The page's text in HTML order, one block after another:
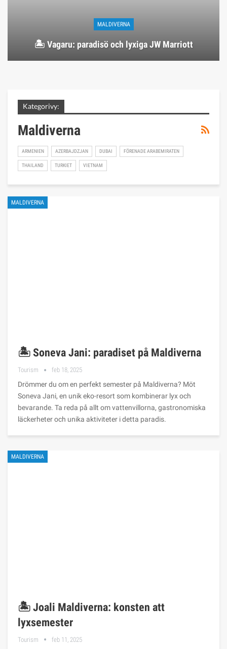
MALDIVERNA
🏝️ Vagaru: paradisö och lyxiga JW Marriott
Kategorivy:
Maldiverna
ARMENIEN AZERBAJDZJAN DUBAI FÖRENADE ARABEMIRATEN
THAILAND TURKIET VIETNAM
MALDIVERNA
🏝️ Soneva Jani: paradiset på Maldiverna
Tourism feb 18, 2025
Drömmer du om en perfekt semester på Maldiverna? Möt
Soneva Jani, en unik eko-resort som kombinerar lyx och
bevarande. Ta reda på allt om vattenvillorna, gastronomiska
läckerheter och unika aktiviteter i detta paradis.
MALDIVERNA
🏝️ Joali Maldiverna: konsten att
lyxsemester
Tourism feb 11, 2025